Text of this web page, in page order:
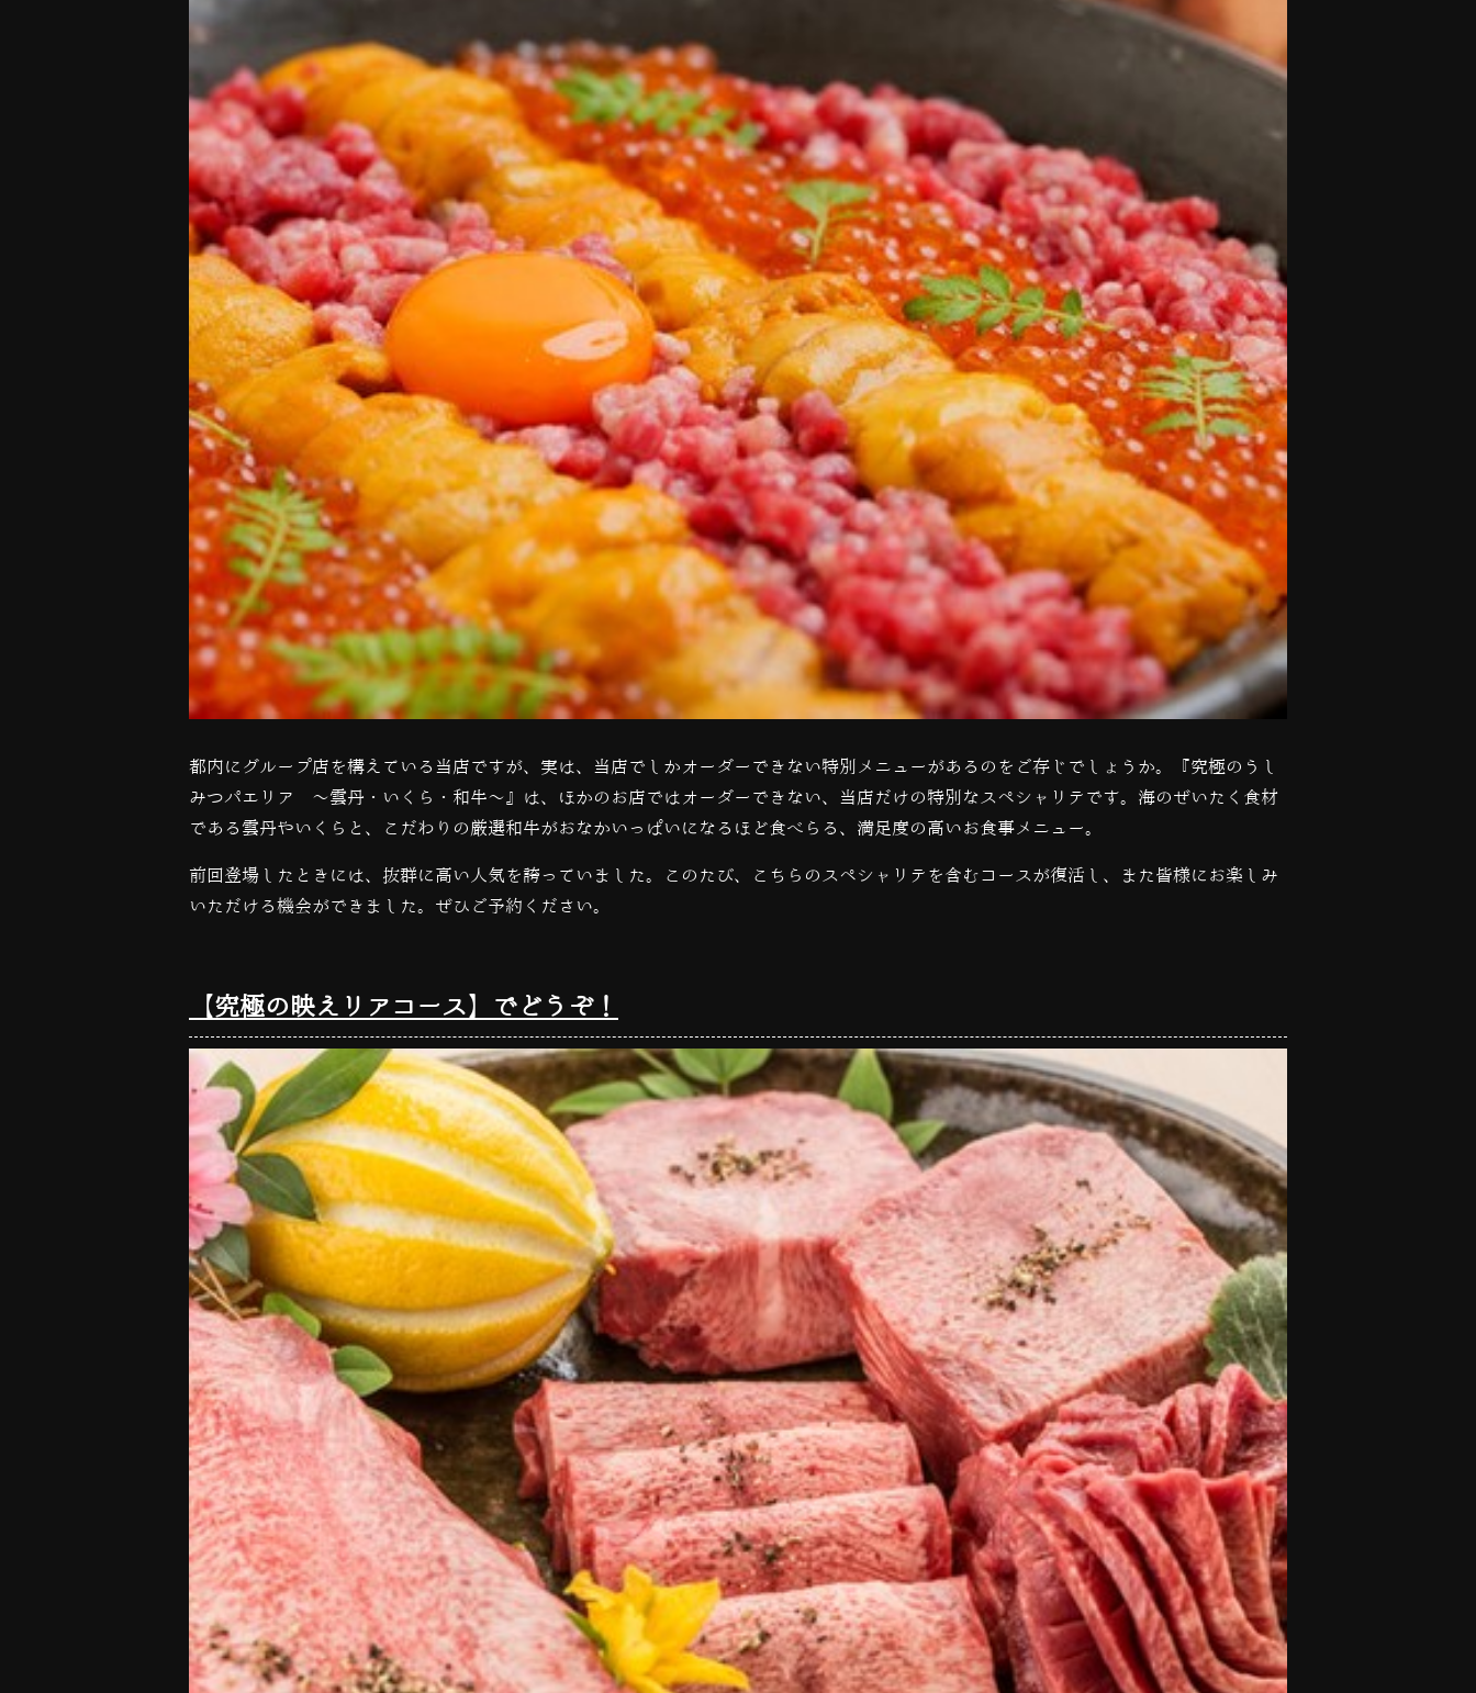
都内にグループ店を構えている当店ですが、実は、当店でしかオーダーできない特別メニューがあるのをご存じでしょうか。『究極のうし
みつパエリア 〜雲丹・いくら・和牛〜』は、ほかのお店ではオーダーできない、当店だけの特別なスペシャリテです。海のぜいたく食材
である雲丹やいくらと、こだわりの厳選和牛がおなかいっぱいになるほど食べらる、満足度の高いお食事メニュー。
前回登場したときには、抜群に高い人気を誇っていました。このたび、こちらのスペシャリテを含むコースが復活し、また皆様にお楽しみ
いただける機会ができました。ぜひご予約ください。
【究極の映えリアコース】でどうぞ！